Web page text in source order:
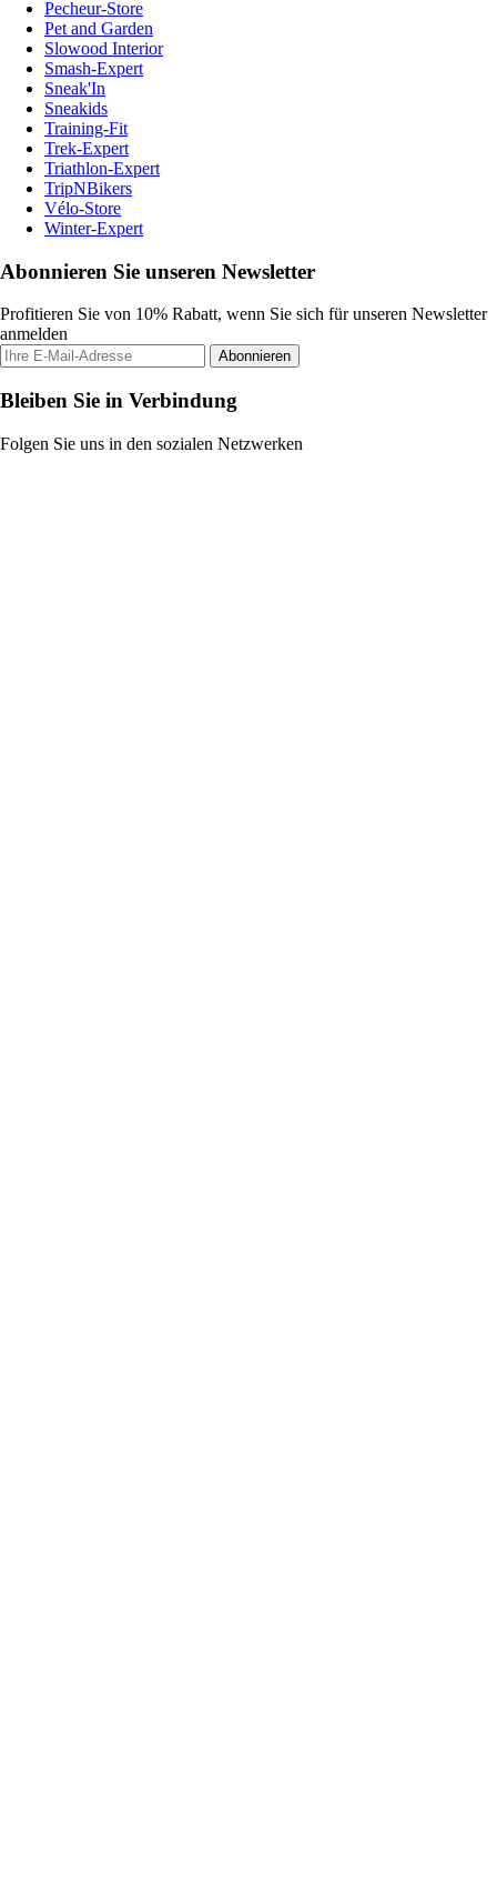
Pecheur-Store
Pet and Garden
Slowood Interior
Smash-Expert
Sneak'In
Sneakids
Training-Fit
Trek-Expert
Triathlon-Expert
TripNBikers
Vélo-Store
Winter-Expert
Abonnieren Sie unseren Newsletter
Profitieren Sie von 10% Rabatt, wenn Sie sich für unseren Newsletter
anmelden
Abonnieren
Bleiben Sie in Verbindung
Folgen Sie uns in den sozialen Netzwerken